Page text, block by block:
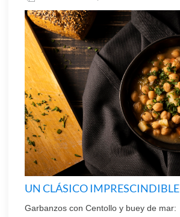
UN CLÁSICO IMPRESCINDIBLE
Garbanzos con Centollo y buey de mar: